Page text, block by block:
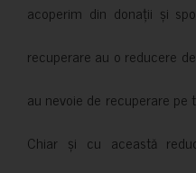
acoperim din donații și
recuperare au o reducere
au nevoie de recuperare pe
Chiar și cu această